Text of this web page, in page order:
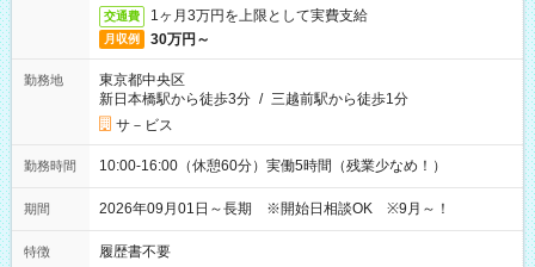
交通費 1ヶ月3万円を上限として実費支給
月収例 30万円～
勤務地
東京都中央区
新日本橋駅から徒歩3分 / 三越前駅から徒歩1分
サ－ビス
勤務時間 10:00-16:00（休憩60分）実働5時間（残業少なめ！）
期間 2026年09月01日～長期 ※開始日相談OK ※9月～！
特徴 履歴書不要